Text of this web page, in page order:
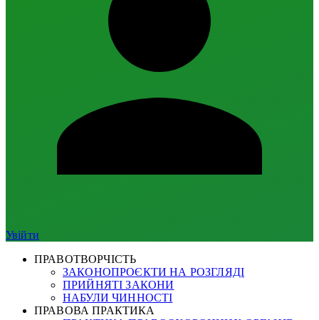
Увійти
ПРАВОТВОРЧІСТЬ
ЗАКОНОПРОЄКТИ НА РОЗГЛЯДІ
ПРИЙНЯТІ ЗАКОНИ
НАБУЛИ ЧИННОСТІ
ПРАВОВА ПРАКТИКА